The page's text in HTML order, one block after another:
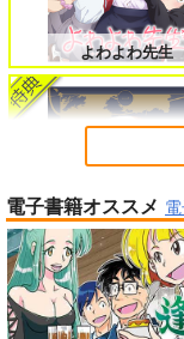
女友達は頼めば意外とヤら
る 8
よくある令嬢転生だと思
よわよわ先生
春夏秋冬代行者 春
電子書籍オススメ